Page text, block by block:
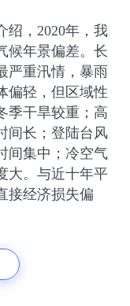
绍，2020年，我
候年景偏差。长
严重汛情，暴雨
偏轻，但区域性
季干旱较重；高
间长；登陆台风
间集中；冷空气
大。与近十年平
接经济损失偏